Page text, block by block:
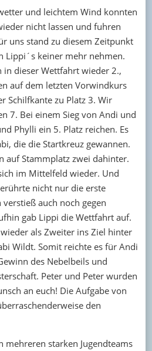
und leichtem Wind konnten
nicht lassen und fuhren
uns stand zu diesem Zeitpunkt
Lippi´s keiner mehr nehmen.
dieser Wettfahrt wieder 2.,
auf dem letzten Vorwindkurs
Schilfkante zu Platz 3. Wir
7. Bei einem Sieg von Andi und
Phylli ein 5. Platz reichen. Es
die die Startkreuz gewannen.
auf Stammplatz zwei dahinter.
im Mittelfeld wieder. Und
nicht nur die erste
auch noch gegen
gab Lippi die Wettfahrt auf.
als Zweiter ins Ziel hinter
Wildt. Somit reichte es für Andi
des Nebelbeils und
Peter und Peter wurden
an euch! Die Aufgabe von
den
mehreren starken Jugendteams